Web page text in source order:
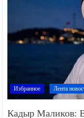
Избранное Лента
Кадыр Маликов: